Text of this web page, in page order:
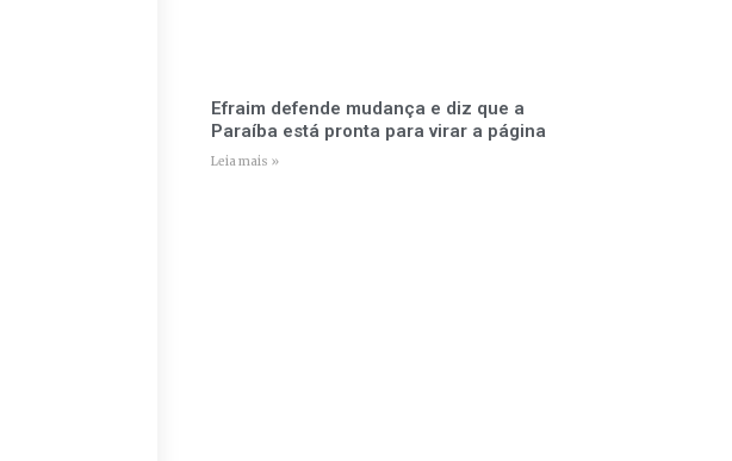
Efraim defende mudança e diz que a
Paraíba está pronta para virar a página
Leia mais »